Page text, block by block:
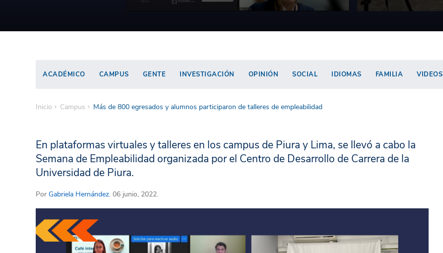
ACADÉMICO CAMPUS GENTE INVESTIGACIÓN OPINIÓN SOCIAL IDIOMAS FAMILIA VIDEOS
Inicio Campus Más de 800 egresados y alumnos participaron de talleres de empleabilidad
En plataformas virtuales y talleres en los campus de Piura y Lima, se llevó a cabo la
Semana de Empleabilidad organizada por el Centro de Desarrollo de Carrera de la
Universidad de Piura.
Por Gabriela Hernández. 06 junio, 2022.